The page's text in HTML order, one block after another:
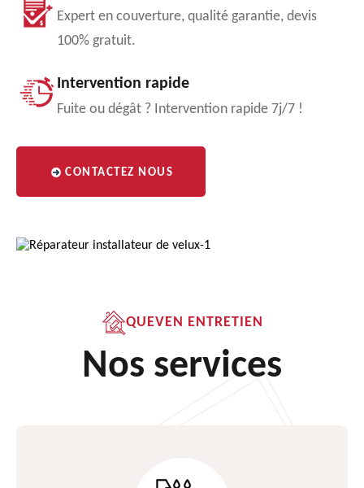
Expert en couverture, qualité garantie, devis
100% gratuit.
Intervention rapide
Fuite ou dégât ? Intervention rapide 7j/7 !
CONTACTEZ NOUS
QUEVEN ENTRETIEN
Nos services